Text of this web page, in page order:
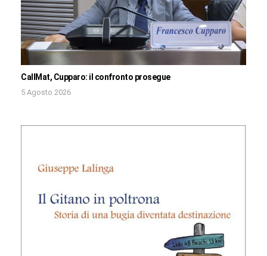
CallMat, Cupparo: il confronto prosegue
5 Agosto 2026